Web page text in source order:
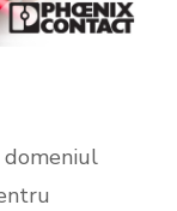
domeniul